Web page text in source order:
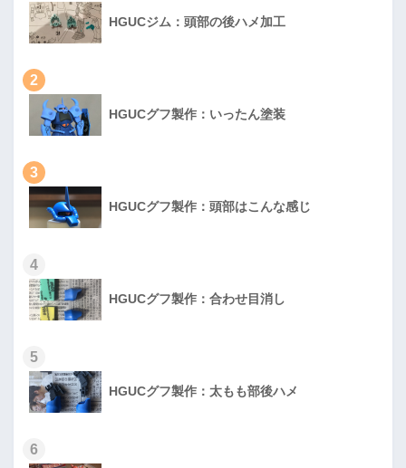
HGUCジム：頭部の後ハメ加工
2
HGUCグフ製作：いったん塗装
3
HGUCグフ製作：頭部はこんな感じ
4
HGUCグフ製作：合わせ目消し
5
HGUCグフ製作：太もも部後ハメ
6